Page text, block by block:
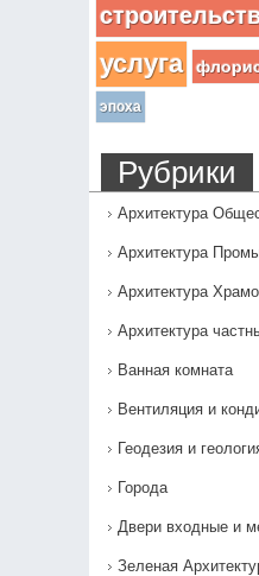
услуга
эпоха
Рубрики
Архитектура
Архитектура
Архитектура
Архитектура
Ванная комната
Вентиляция и
Геодезия и
Города
Двери входные и
Зеленая